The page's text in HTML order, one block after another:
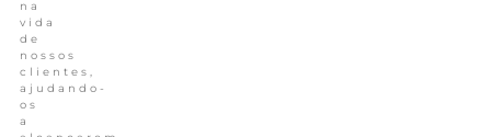
na
vida
de
nossos
clientes,
ajudando-
os
a